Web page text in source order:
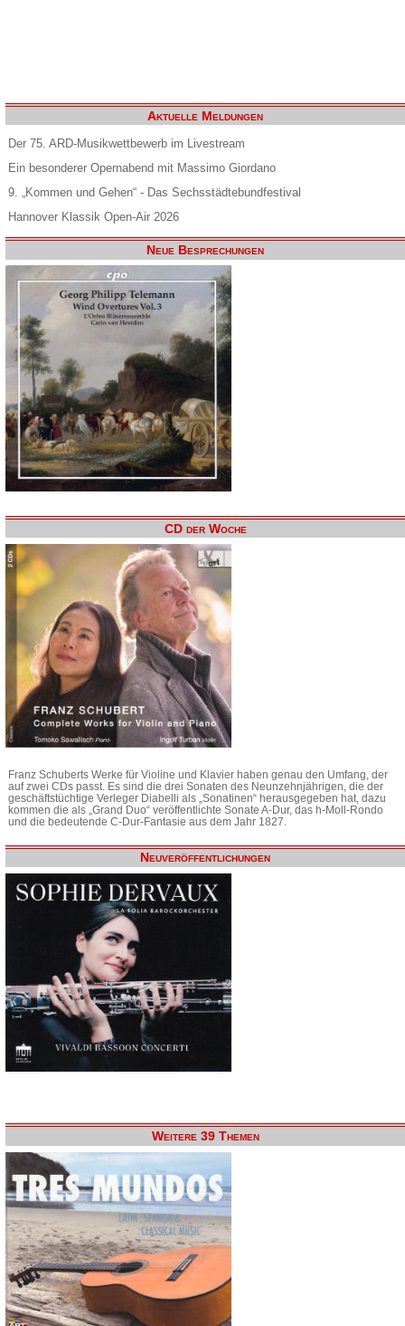
Aktuelle Meldungen
Der 75. ARD-Musikwettbewerb im Livestream
Ein besonderer Opernabend mit Massimo Giordano
9. „Kommen und Gehen“ - Das Sechsstädtebundfestival
Hannover Klassik Open-Air 2026
Neue Besprechungen
CD der Woche
Franz Schuberts Werke für Violine und Klavier haben genau den Umfang, der
auf zwei CDs passt. Es sind die drei Sonaten des Neunzehnjährigen, die der
geschäftstüchtige Verleger Diabelli als „Sonatinen“ herausgegeben hat, dazu
kommen die als „Grand Duo“ veröffentlichte Sonate A-Dur, das h-Moll-Rondo
und die bedeutende C-Dur-Fantasie aus dem Jahr 1827.
Neuveröffentlichungen
Weitere 39 Themen